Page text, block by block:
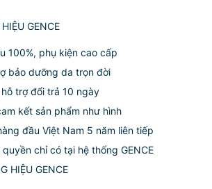
GENCE
100%, phụ kiện cao cấp
bảo dưỡng da trọn đời
trợ đổi trả 10 ngày
kết sản phẩm như hình
đầu Việt Nam 5 năm liên tiếp
chỉ có tại hệ thống GENCE
HIỆU GENCE